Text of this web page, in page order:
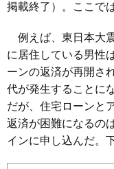
掲載終了）。ここで
例えば、東日本大
に居住している男性
ーンの返済が再開さ
代が発生することに
だが、住宅ローンと
返済が困難になるの
インに申し込んだ。